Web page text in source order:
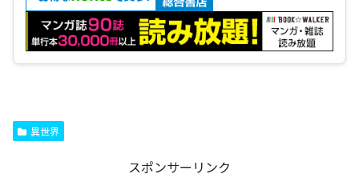
異世界
スポンサーリンク